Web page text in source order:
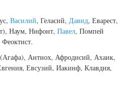
Василий, Геласий, Давид, Еварест,
Наум, Нифонт, Павел, Помпей
Антиох, Афродисий, Ахаик,
Евсузий, Иакинф, Клавдия,